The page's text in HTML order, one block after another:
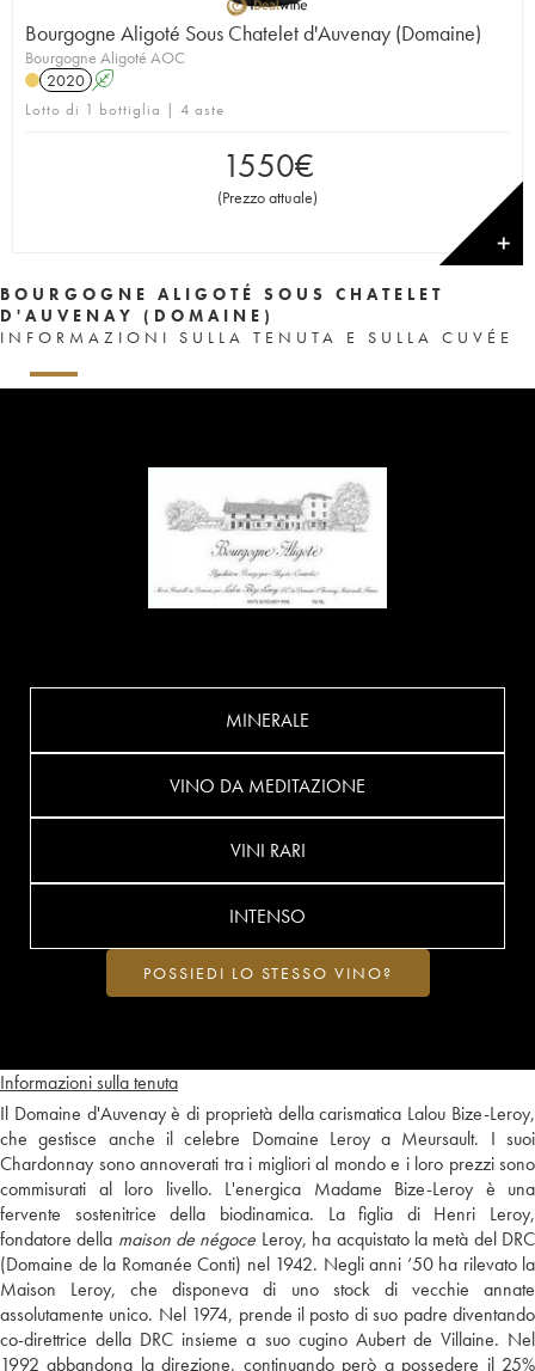
Bourgogne Aligoté Sous Chatelet d'Auvenay (Domaine)
Bourgogne Aligoté AOC
2020 A
Lotto di 1 bottiglia | 4 aste
1550€
(Prezzo attuale)
✕
BOURGOGNE ALIGOTÉ SOUS CHATELET
D'AUVENAY (DOMAINE)
INFORMAZIONI SULLA TENUTA E SULLA CUVÉE
Informazioni sulla tenuta
Il Domaine d'Auvenay è di proprietà della carismatica Lalou Bize-Leroy,
che gestisce anche il celebre Domaine Leroy a Meursault. I suoi
Chardonnay sono annoverati tra i migliori al mondo e i loro prezzi sono
commisurati al loro livello. L'energica Madame Bize-Leroy è una
fervente sostenitrice della biodinamica. La figlia di Henri Leroy,
fondatore della maison de négoce Leroy, ha acquistato la metà del DRC
(Domaine de la Romanée Conti) nel 1942. Negli anni ‘50 ha rilevato la
Maison Leroy, che disponeva di uno stock di vecchie annate
assolutamente unico. Nel 1974, prende il posto di suo padre diventando
co-direttrice della DRC insieme a suo cugino Aubert de Villaine. Nel
1992 abbandona la direzione, continuando però a possedere il 25%
MINERALE
VINO DA MEDITAZIONE
VINI RARI
INTENSO
POSSIEDI LO STESSO VINO?